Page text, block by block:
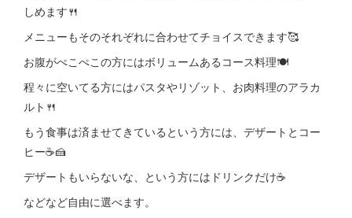
しめます🍴
メニューもそのそれぞれに合わせてチョイスできます🥰
お腹がぺこぺこの方にはボリュームあるコース料理🍽
程々に空いてる方にはパスタやリゾット、お肉料理のアラカ
ルト🍴
もう食事は済ませてきているという方には、デザートとコー
ヒー☕️🍰
デザートもいらないな、という方にはドリンクだけ☕️
などなど自由に選べます。